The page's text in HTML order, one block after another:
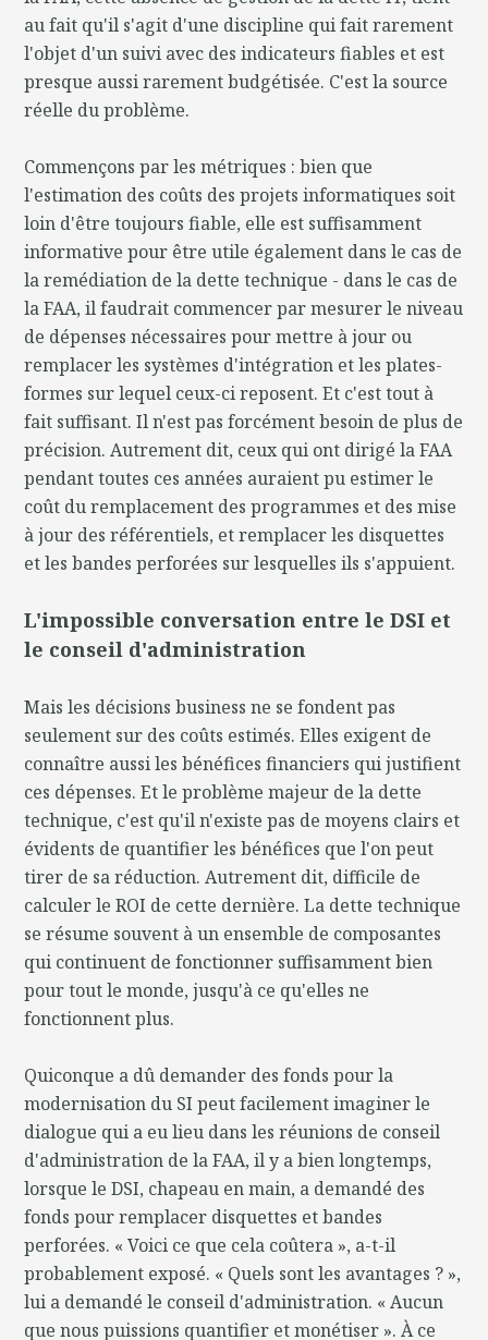
au fait qu'il s'agit d'une discipline qui fait rarement
l'objet d'un suivi avec des indicateurs fiables et est
presque aussi rarement budgétisée. C'est la source
réelle du problème.
Commençons par les métriques : bien que
l'estimation des coûts des projets informatiques soit
loin d'être toujours fiable, elle est suffisamment
informative pour être utile également dans le cas de
la remédiation de la dette technique - dans le cas de
la FAA, il faudrait commencer par mesurer le niveau
de dépenses nécessaires pour mettre à jour ou
remplacer les systèmes d'intégration et les plates-
formes sur lequel ceux-ci reposent. Et c'est tout à
fait suffisant. Il n'est pas forcément besoin de plus de
précision. Autrement dit, ceux qui ont dirigé la FAA
pendant toutes ces années auraient pu estimer le
coût du remplacement des programmes et des mise
à jour des référentiels, et remplacer les disquettes
et les bandes perforées sur lesquelles ils s'appuient.
L'impossible conversation entre le DSI et
le conseil d'administration
Mais les décisions business ne se fondent pas
seulement sur des coûts estimés. Elles exigent de
connaître aussi les bénéfices financiers qui justifient
ces dépenses. Et le problème majeur de la dette
technique, c'est qu'il n'existe pas de moyens clairs et
évidents de quantifier les bénéfices que l'on peut
tirer de sa réduction. Autrement dit, difficile de
calculer le ROI de cette dernière. La dette technique
se résume souvent à un ensemble de composantes
qui continuent de fonctionner suffisamment bien
pour tout le monde, jusqu'à ce qu'elles ne
fonctionnent plus.
Quiconque a dû demander des fonds pour la
modernisation du SI peut facilement imaginer le
dialogue qui a eu lieu dans les réunions de conseil
d'administration de la FAA, il y a bien longtemps,
lorsque le DSI, chapeau en main, a demandé des
fonds pour remplacer disquettes et bandes
perforées. « Voici ce que cela coûtera », a-t-il
probablement exposé. « Quels sont les avantages ? »,
lui a demandé le conseil d'administration. « Aucun
que nous puissions quantifier et monétiser ». À ce